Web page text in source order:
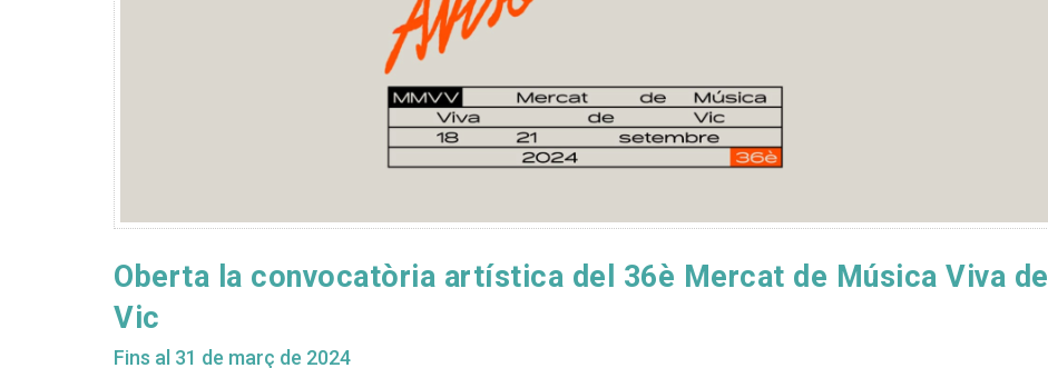
Oberta la convocatòria artística del 36è Mercat de Música Viva de
Vic
Fins al 31 de març de 2024